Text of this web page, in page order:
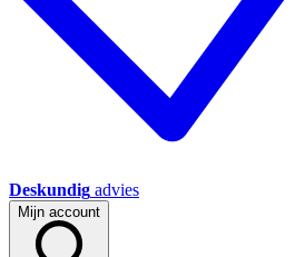
Deskundig advies
Mijn account